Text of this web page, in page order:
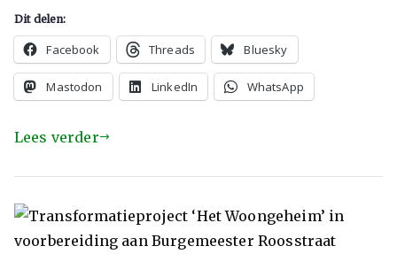
Dit delen:
Facebook Threads Bluesky
Mastodon LinkedIn WhatsApp
Lees verder